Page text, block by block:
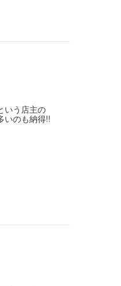
いう店主の
いのも納得!!